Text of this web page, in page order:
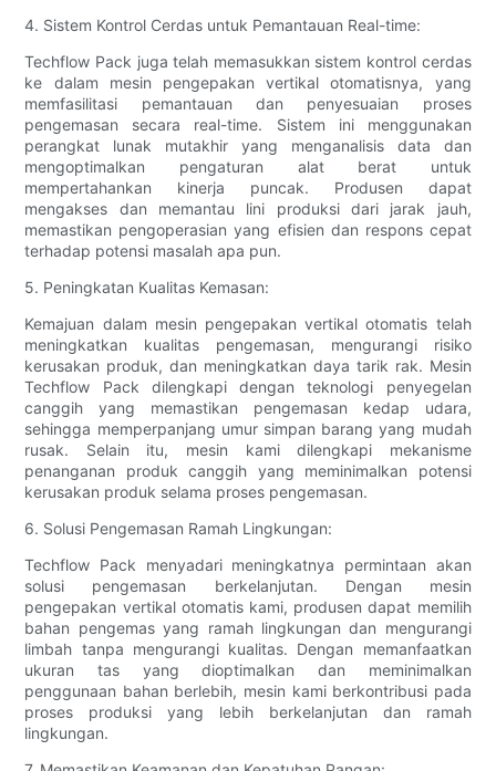
4. Sistem Kontrol Cerdas untuk Pemantauan Real-time:
Techflow Pack juga telah memasukkan sistem kontrol cerdas
ke dalam mesin pengepakan vertikal otomatisnya, yang
memfasilitasi pemantauan dan penyesuaian proses
pengemasan secara real-time. Sistem ini menggunakan
perangkat lunak mutakhir yang menganalisis data dan
mengoptimalkan pengaturan alat berat untuk
mempertahankan kinerja puncak. Produsen dapat
mengakses dan memantau lini produksi dari jarak jauh,
memastikan pengoperasian yang efisien dan respons cepat
terhadap potensi masalah apa pun.
5. Peningkatan Kualitas Kemasan:
Kemajuan dalam mesin pengepakan vertikal otomatis telah
meningkatkan kualitas pengemasan, mengurangi risiko
kerusakan produk, dan meningkatkan daya tarik rak. Mesin
Techflow Pack dilengkapi dengan teknologi penyegelan
canggih yang memastikan pengemasan kedap udara,
sehingga memperpanjang umur simpan barang yang mudah
rusak. Selain itu, mesin kami dilengkapi mekanisme
penanganan produk canggih yang meminimalkan potensi
kerusakan produk selama proses pengemasan.
6. Solusi Pengemasan Ramah Lingkungan:
Techflow Pack menyadari meningkatnya permintaan akan
solusi pengemasan berkelanjutan. Dengan mesin
pengepakan vertikal otomatis kami, produsen dapat memilih
bahan pengemas yang ramah lingkungan dan mengurangi
limbah tanpa mengurangi kualitas. Dengan memanfaatkan
ukuran tas yang dioptimalkan dan meminimalkan
penggunaan bahan berlebih, mesin kami berkontribusi pada
proses produksi yang lebih berkelanjutan dan ramah
lingkungan.